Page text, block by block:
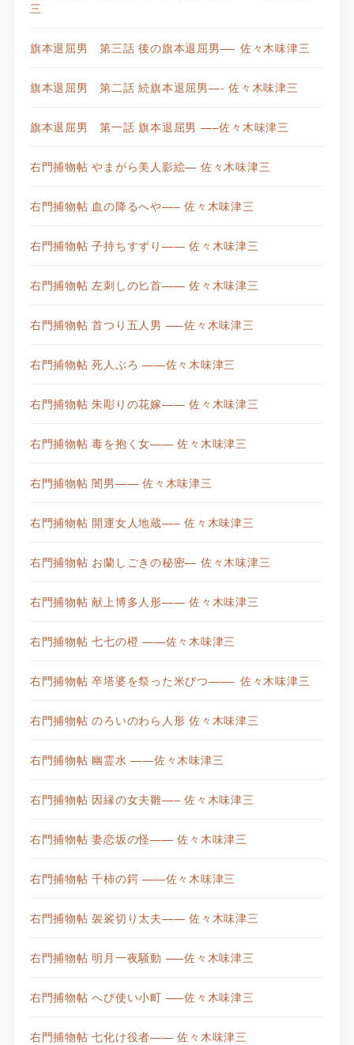
三
旗本退屈男 第三話 後の旗本退屈男—- 佐々木味津三
旗本退屈男 第二話 続旗本退屈男—- 佐々木味津三
旗本退屈男 第一話 旗本退屈男 —–佐々木味津三
右門捕物帖 やまがら美人影絵— 佐々木味津三
右門捕物帖 血の降るへや—– 佐々木味津三
右門捕物帖 子持ちすずり—— 佐々木味津三
右門捕物帖 左刺しの匕首—— 佐々木味津三
右門捕物帖 首つり五人男 —–佐々木味津三
右門捕物帖 死人ぶろ ——佐々木味津三
右門捕物帖 朱彫りの花嫁—— 佐々木味津三
右門捕物帖 毒を抱く女—— 佐々木味津三
右門捕物帖 闇男—— 佐々木味津三
右門捕物帖 開運女人地蔵—– 佐々木味津三
右門捕物帖 お蘭しごきの秘密— 佐々木味津三
右門捕物帖 献上博多人形—— 佐々木味津三
右門捕物帖 七七の橙 ——佐々木味津三
右門捕物帖 卒塔婆を祭った米びつ——- 佐々木味津三
右門捕物帖 のろいのわら人形 佐々木味津三
右門捕物帖 幽霊水 ——佐々木味津三
右門捕物帖 因縁の女夫雛—– 佐々木味津三
右門捕物帖 妻恋坂の怪—— 佐々木味津三
右門捕物帖 千柿の鍔 ——佐々木味津三
右門捕物帖 袈裟切り太夫—— 佐々木味津三
右門捕物帖 明月一夜騒動 —–佐々木味津三
右門捕物帖 へび使い小町 —–佐々木味津三
右門捕物帖 七化け役者—— 佐々木味津三